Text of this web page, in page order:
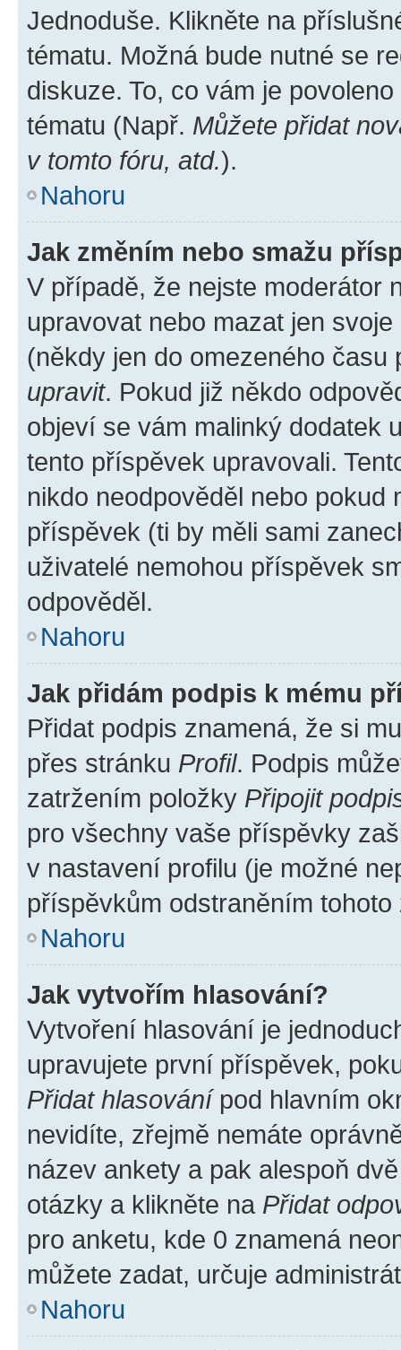
Jednoduše. Klikněte na
tématu. Možná bude nutné se
diskuze. To, co vám je
tématu (Např. Můžete přidat
v tomto fóru, atd.).
Nahoru
Jak změním nebo smažu
V případě, že nejste moderátor
upravovat nebo mazat jen
(někdy jen do omezeného
upravit. Pokud již někdo
objeví se vám malinký dodatek
tento příspěvek upravovali.
nikdo neodpověděl nebo pokud
příspěvek (ti by měli sami
uživatelé nemohou příspěvek
odpověděl.
Nahoru
Jak přidám podpis k mému
Přidat podpis znamená, že si
přes stránku Profil. Podpis
zatržením položky Připojit
pro všechny vaše příspěvky
v nastavení profilu (je možné
příspěvkům odstraněním
Nahoru
Jak vytvořím hlasování?
Vytvoření hlasování je
upravujete první příspěvek,
Přidat hlasovánípod hlavním
nevidíte, zřejmě nemáte
název ankety a pak alespoň
otázky a klikněte na Přidat
pro anketu, kde 0 znamená
můžete zadat, určuje
Nahoru